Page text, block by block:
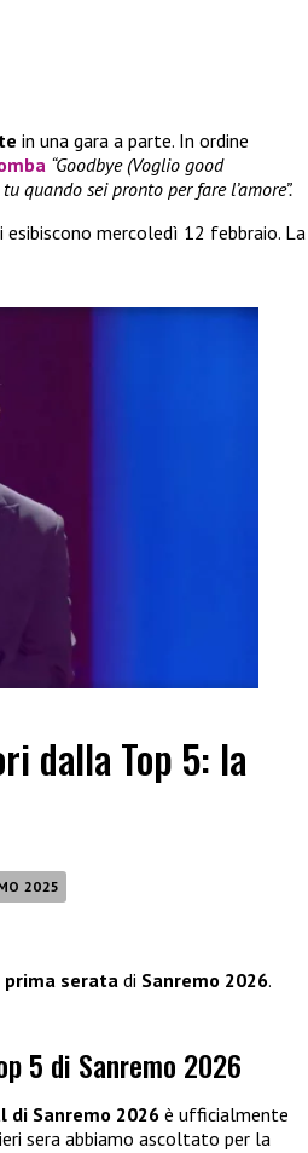
in una gara a parte. In ordine
“Goodbye (Voglio good
quando sei pronto per fare l’amore”.
esibiscono mercoledì 12 febbraio. La
dalla Top 5: la
2025
prima serata di Sanremo 2026.
5 di Sanremo 2026
di Sanremo 2026 è ufficialmente
sera abbiamo ascoltato per la